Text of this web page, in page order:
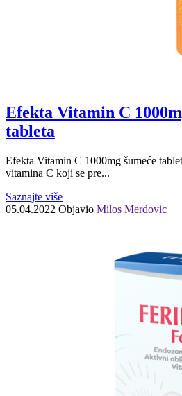
Efekta Vitamin C
tableta
Efekta Vitamin C 1000mg šumeće
vitamina C koji se pre...
Saznajte više
05.04.2022 Objavio Milos Merdovic